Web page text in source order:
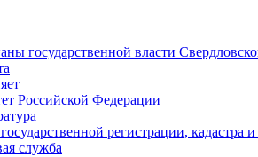
государственной власти
Российской Федерации
регистрации, кадастра
служба